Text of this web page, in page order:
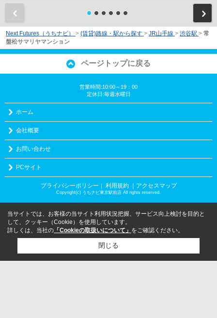
Next Futures（うちナビ） > (賃貸)路線・駅から探す > JR山手線 > 渋谷駅 > 常
盤松サマリヤマンション
ページトップに戻る
営業時間:10:00～19：00
定休日:毎週水曜日
ホーム
会社概要
お問い合わせ
PCサイト
プライバシーポリシー 利用規約 ｜アクセスマップ
Copyright(c) うちナビ東京駅前店 All rights reserved.
当サイトでは、お客様の当サイト利用状況把握、サービス向上検討を目的と
して、クッキー（Cookie）を使用しています。
詳しくは、当社の 「Cookieの取扱いについて」 をご確認ください。
閉じる